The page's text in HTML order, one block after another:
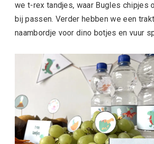
we t-rex tandjes, waar Bugles chipjes
bij passen. Verder hebben we een
naambordje voor dino botjes en vuur